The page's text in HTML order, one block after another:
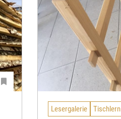
Lesergalerie Tischlern